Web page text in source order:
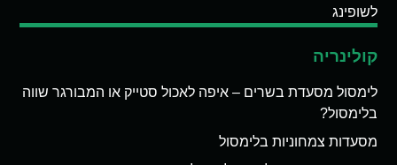
לשופינג
קולינריה
לימסול מסעדת בשרים – איפה לאכול סטייק או המבורגר שווה
בלימסול?
מסעדות צמחוניות בלימסול